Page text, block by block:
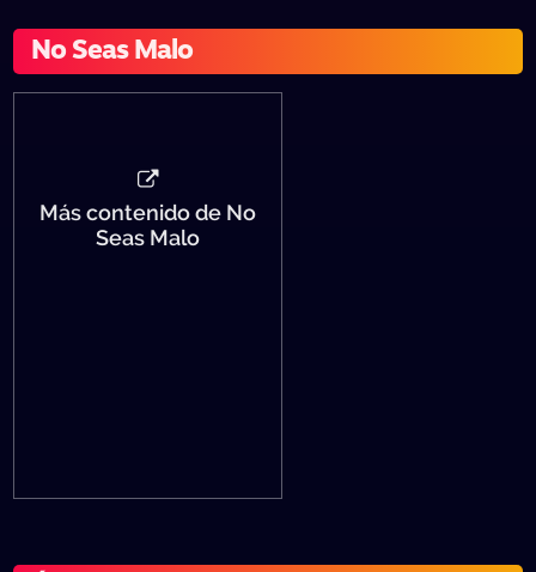
No Seas Malo
Más contenido de No
Seas Malo